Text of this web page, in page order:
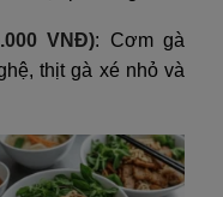
VNĐ): Cơm gà
thịt gà xé nhỏ và